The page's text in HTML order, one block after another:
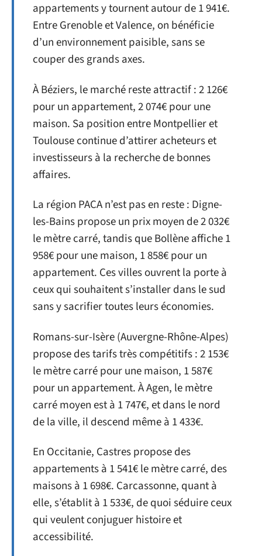
appartements y tournent autour de 1 941€.
Entre Grenoble et Valence, on bénéficie
d’un environnement paisible, sans se
couper des grands axes.
À Béziers, le marché reste attractif : 2 126€
pour un appartement, 2 074€ pour une
maison. Sa position entre Montpellier et
Toulouse continue d’attirer acheteurs et
investisseurs à la recherche de bonnes
affaires.
La région PACA n’est pas en reste : Digne-
les-Bains propose un prix moyen de 2 032€
le mètre carré, tandis que Bollène affiche 1
958€ pour une maison, 1 858€ pour un
appartement. Ces villes ouvrent la porte à
ceux qui souhaitent s’installer dans le sud
sans y sacrifier toutes leurs économies.
Romans-sur-Isère (Auvergne-Rhône-Alpes)
propose des tarifs très compétitifs : 2 153€
le mètre carré pour une maison, 1 587€
pour un appartement. À Agen, le mètre
carré moyen est à 1 747€, et dans le nord
de la ville, il descend même à 1 433€.
En Occitanie, Castres propose des
appartements à 1 541€ le mètre carré, des
maisons à 1 698€. Carcassonne, quant à
elle, s’établit à 1 533€, de quoi séduire ceux
qui veulent conjuguer histoire et
accessibilité.